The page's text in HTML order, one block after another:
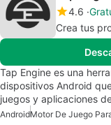
4.6
Crea tus
Tap Engine es una
dispositivos Android
juegos y aplicaciones
AndroidMotor De Juego